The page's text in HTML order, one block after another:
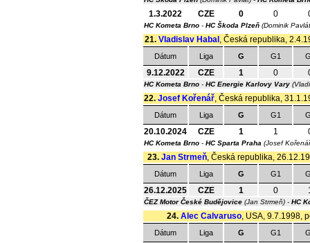
1.3.2022 CZE 0 0
HC Kometa Brno - HC Škoda Plzeň (Dominik
21. Vladislav Habal , Česká republika,
Dátum Liga G G1
9.12.2022 CZE 1 0
HC Kometa Brno - HC Energie Karlovy Vary
22. Josef Kořenář, Česká republika,
Dátum Liga G G1
20.10.2024 CZE 1 1
HC Kometa Brno - HC Sparta Praha (Josef
23. Jan Strmeň, Česká republika,
Dátum Liga G G1
26.12.2025 CZE 1 0
ČEZ Motor České Budějovice (Jan Strmeň) - HC
24. Alec Calvaruso, USA, 9.7.1998,
Dátum Liga G G1